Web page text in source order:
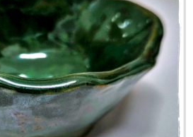
Pracownia Ceramiki
od